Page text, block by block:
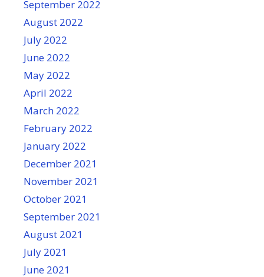
September 2022
August 2022
July 2022
June 2022
May 2022
April 2022
March 2022
February 2022
January 2022
December 2021
November 2021
October 2021
September 2021
August 2021
July 2021
June 2021